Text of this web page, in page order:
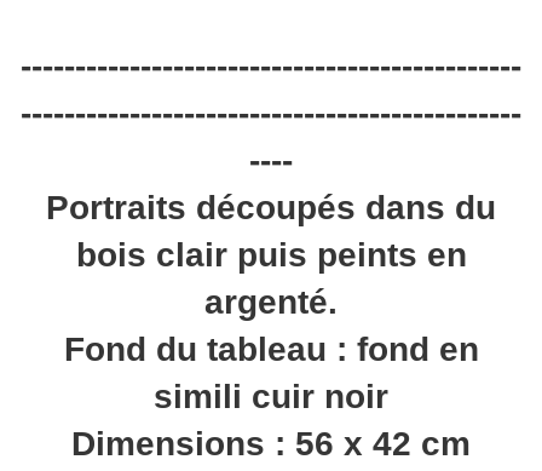
----------------------------------------------
----------------------------------------------
----
Portraits découpés dans du
bois clair puis peints en
argenté.
Fond du tableau : fond en
simili cuir noir
Dimensions : 56 x 42 cm